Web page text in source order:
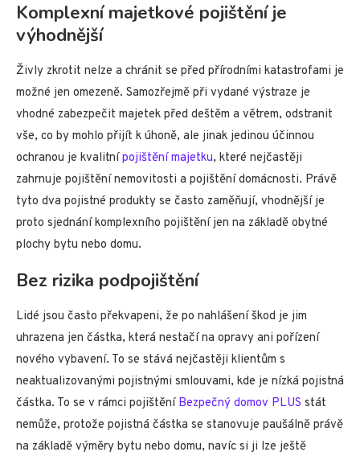
Komplexní majetkové pojištění je
výhodnější
Živly zkrotit nelze a chránit se před přírodními katastrofami je
možné jen omezeně. Samozřejmě při vydané výstraze je
vhodné zabezpečit majetek před deštěm a větrem, odstranit
vše, co by mohlo přijít k úhoně, ale jinak jedinou účinnou
ochranou je kvalitnípojištění majetku, které nejčastěji
zahrnuje pojištění nemovitosti a pojištění domácnosti. Právě
tyto dva pojistné produkty se často zaměňují, vhodnější je
proto sjednání komplexního pojištění jen na základě obytné
plochy bytu nebo domu.
Bez rizika podpojištění
Lidé jsou často překvapeni, že po nahlášení škod je jim
uhrazena jen částka, která nestačí na opravy ani pořízení
nového vybavení. To se stává nejčastěji klientům s
neaktualizovanými pojistnými smlouvami, kde je nízká pojistná
částka. To se v rámci pojištění Bezpečný domov PLUS stát
nemůže, protože pojistná částka se stanovuje paušálně právě
na základě výměry bytu nebo domu, navíc si ji lze ještě